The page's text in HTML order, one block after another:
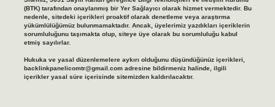
(BTK) tarafından onaylanmış bir Yer Sağlayıcı olarak hizmet vermektedir. Bu
nedenle, sitedeki içerikleri proaktif olarak denetleme veya araştırma
yükümlülüğümüz bulunmamaktadır. Ancak, üyelerimiz yazdıkları içeriklerin
sorumluluğunu taşımakta olup, siteye üye olarak bu sorumluluğu kabul
etmiş sayılırlar.
Hukuka ve yasal düzenlemelere aykırı olduğunu düşündüğünüz içerikleri,
backlinkpanelicomtr@gmail.comadresine bildirmeniz halinde, ilgili
içerikler yasal süre içerisinde sitemizden kaldırılacaktır.